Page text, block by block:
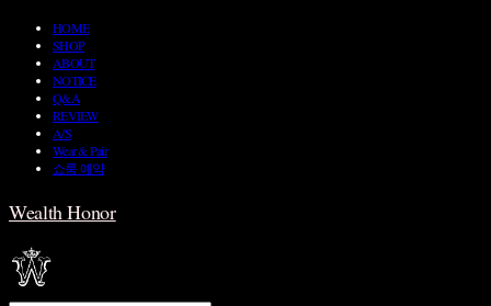
HOME
SHOP
ABOUT
NOTICE
Q&A
REVIEW
A/S
Wear & Pair
쇼룸 예약
Wealth Honor